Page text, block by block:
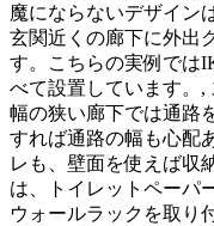
魔にならないデザイン
玄関近くの廊下に外出
す。こちらの実例では
べて設置しています。,
幅の狭い廊下では通路
すれば通路の幅も心配
レも、壁面を使えば収
は、トイレットペーパ
ウォールラックを取り